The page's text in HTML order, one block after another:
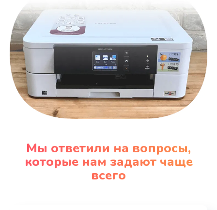
Мы ответили на вопросы,
которые нам задают чаще
всего